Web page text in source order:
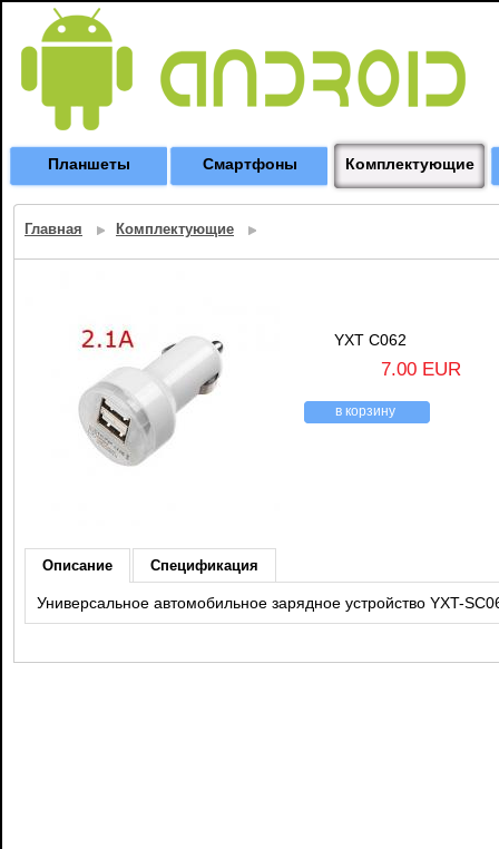
Планшеты Смартфоны Комплектующие
Главная Комплектующие
YXT C062
7.00 EUR
в корзину
Описание Спецификация
Универсальное автомобильное зарядное устройство YXT-